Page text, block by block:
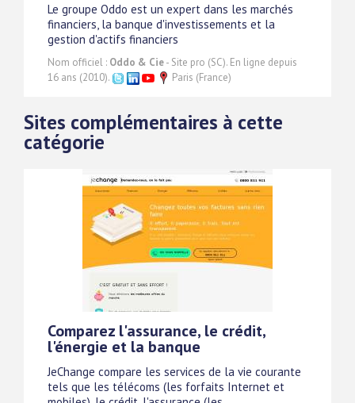
Le groupe Oddo est un expert dans les marchés
financiers, la banque d'investissements et la
gestion d'actifs financiers
Nom officiel : Oddo & Cie- Site pro (SC). En ligne depuis
16 ans (2010).
Paris (France)
Sites complémentaires à cette
catégorie
Comparez l'assurance, le crédit,
l'énergie et la banque
JeChange compare les services de la vie courante
tels que les télécoms (les forfaits Internet et